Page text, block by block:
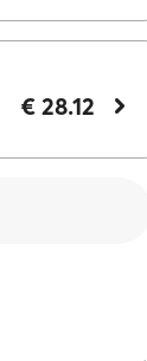
€ 28.12